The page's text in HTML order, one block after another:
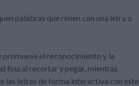
palabras que rimen con una letra o
el reconocimiento y la
fina al recortar y pegar, mientras
las letras de forma interactiva con este